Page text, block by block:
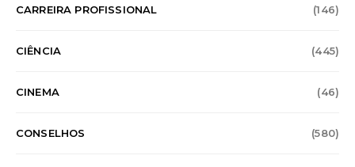
CARREIRA PROFISSIONAL (146)
CIÊNCIA (445)
CINEMA (46)
CONSELHOS (580)